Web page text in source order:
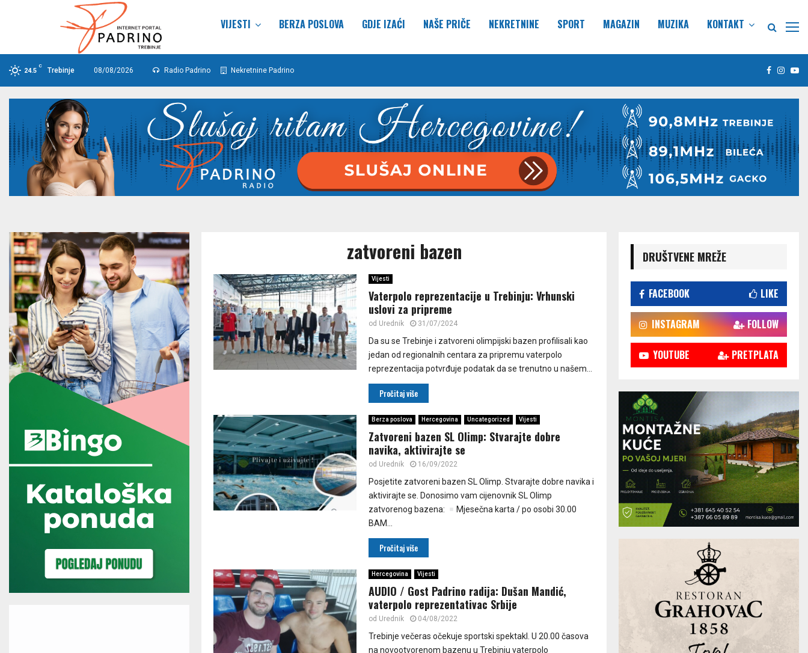
VIJESTI BERZA POSLOVA GDJE IZAĆI NAŠE PRIČE NEKRETNINE SPORT MAGAZIN MUZIKA KONTAKT
24.5
C
Trebinje 08/08/2026 Radio Padrino Nekretnine Padrino Facebook
zatvoreni bazen
Vijesti
Vaterpolo reprezentacije u Trebinju: Vrhunski
uslovi za pripreme
od Urednik 31/07/2024
Da su se Trebinje i zatvoreni olimpijski bazen profilisali kao
jedan od regionalnih centara za pripremu vaterpolo
reprezentacija potvrđuje podatak da se trenutno u našem...
Pročitaj više
Berza poslova Hercegovina Uncategorized Vijesti
Zatvoreni bazen SL Olimp: Stvarajte dobre
navika, aktivirajte se
od Urednik 16/09/2022
Posjetite zatvoreni bazen SL Olimp. Stvarajte dobre navika i
aktivirajte se. Donosimo vam cijenovnik SL Olimp
zatvorenog bazena:
Mjesečna karta / po osobi 30.00
BAM...
Pročitaj više
Hercegovina Vijesti
AUDIO / Gost Padrino radija: Dušan Mandić,
vaterpolo reprezentativac Srbije
od Urednik 04/08/2022
Trebinje večeras očekuje sportski spektakl. U 20.00 časova
na novootvorenom bazenu u Trebinju vaterpolo
DRUŠTVENE MREŽE
FACEBOOK LIKE
INSTAGRAM FOLLOW
YOUTUBE PRETPLATA